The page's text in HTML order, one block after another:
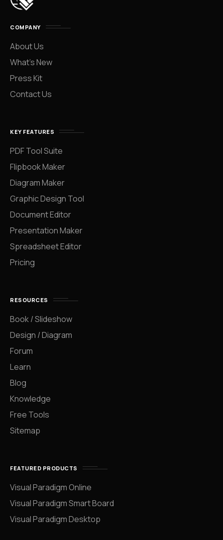
COMPANY
About Us
What’s New
Press Kit
Contact Us
KEY FEATURES
PDF Tool Suite
Flipbook Maker
Diagram Maker
Graphic Design Tool
Document Editor
Presentation Maker
Spreadsheet Editor
Pricing
RESOURCES
Book / Slideshow
Design / Diagram
Forum
Learn
Blog
Knowledge
Free Tools
Sitemap
FEATURED PRODUCTS
Visual Paradigm Online
Visual Paradigm Smart Board
Visual Paradigm Desktop